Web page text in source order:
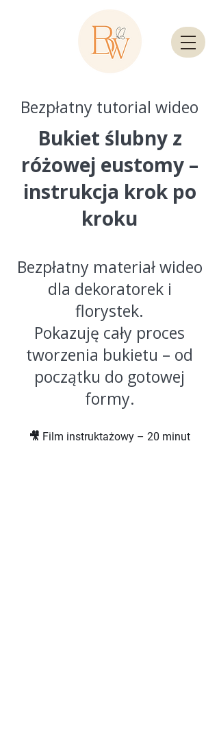
Bezpłatny tutorial wideo
Bukiet ślubny z
różowej eustomy –
instrukcja krok po
kroku
Bezpłatny materiał wideo
dla dekoratorek i
florystek.
Pokazuję cały proces
tworzenia bukietu – od
początku do gotowej
formy.
🎥 Film instruktażowy – 20 minut